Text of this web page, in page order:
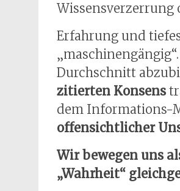
Wissensverzerrung
Erfahrung und
Durchschnitt
zitierten Konsens
dem Informations-
offensichtlicher
Wir bewegen uns
„Wahrheit“